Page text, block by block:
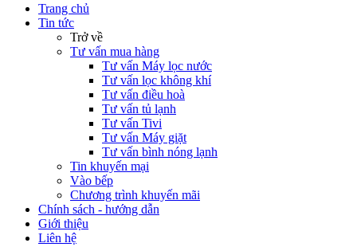
Trang chủ
Tin tức
Trở về
Tư vấn mua hàng
Tư vấn Máy lọc nước
Tư vấn lọc không khí
Tư vấn điều hoà
Tư vấn tủ lạnh
Tư vấn Tivi
Tư vấn Máy giặt
Tư vấn bình nóng lạnh
Tin khuyến mại
Vào bếp
Chương trình khuyến mãi
Chính sách - hướng dẫn
Giới thiệu
Liên hệ